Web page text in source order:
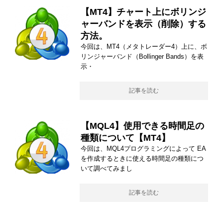
【MT4】チャート上にボリンジ
ャーバンドを表示（削除）する
方法。
今回は、MT4（メタトレーダー4）上に、ボ
リンジャーバンド（Bollinger Bands）を表
示・
記事を読む
【MQL4】使用できる時間足の
種類について【MT4】
今回は、MQL4プログラミングによって EA
を作成するときに使える時間足の種類につ
いて調べてみまし
記事を読む